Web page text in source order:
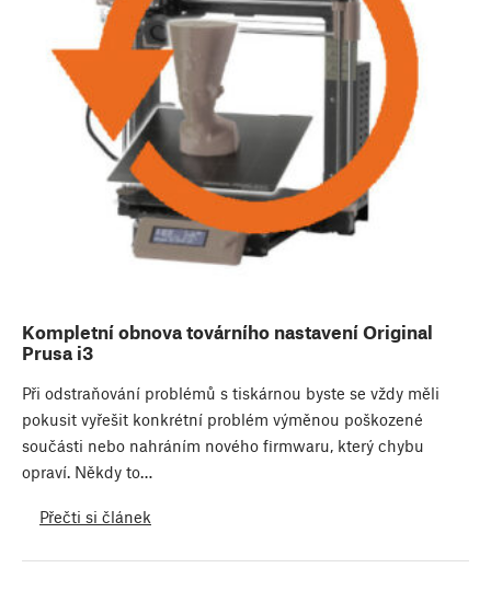
Kompletní obnova továrního nastavení Original
Prusa i3
Při odstraňování problémů s tiskárnou byste se vždy měli
pokusit vyřešit konkrétní problém výměnou poškozené
součásti nebo nahráním nového firmwaru, který chybu
opraví. Někdy to…
Přečti si článek